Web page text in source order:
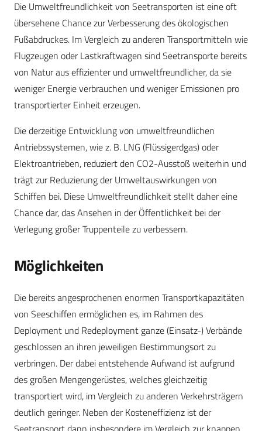
Die Umweltfreundlichkeit von Seetransporten ist eine oft
übersehene Chance zur Verbesserung des ökologischen
Fußabdruckes. Im Vergleich zu anderen Transportmitteln wie
Flugzeugen oder Lastkraftwagen sind Seetransporte bereits
von Natur aus effizienter und umweltfreundlicher, da sie
weniger Energie verbrauchen und weniger Emissionen pro
transportierter Einheit erzeugen.
Die derzeitige Entwicklung von umweltfreundlichen
Antriebssystemen, wie z. B. LNG (Flüssigerdgas) oder
Elektroantrieben, reduziert den CO2-Ausstoß weiterhin und
trägt zur Reduzierung der Umweltauswirkungen von
Schiffen bei. Diese Umweltfreundlichkeit stellt daher eine
Chance dar, das Ansehen in der Öffentlichkeit bei der
Verlegung großer Truppenteile zu verbessern.
Möglichkeiten
Die bereits angesprochenen enormen Transportkapazitäten
von Seeschiffen ermöglichen es, im Rahmen des
Deployment und Redeployment ganze (Einsatz-) Verbände
geschlossen an ihren jeweiligen Bestimmungsort zu
verbringen. Der dabei entstehende Aufwand ist aufgrund
des großen Mengengerüstes, welches gleichzeitig
transportiert wird, im Vergleich zu anderen Verkehrsträgern
deutlich geringer. Neben der Kosteneffizienz ist der